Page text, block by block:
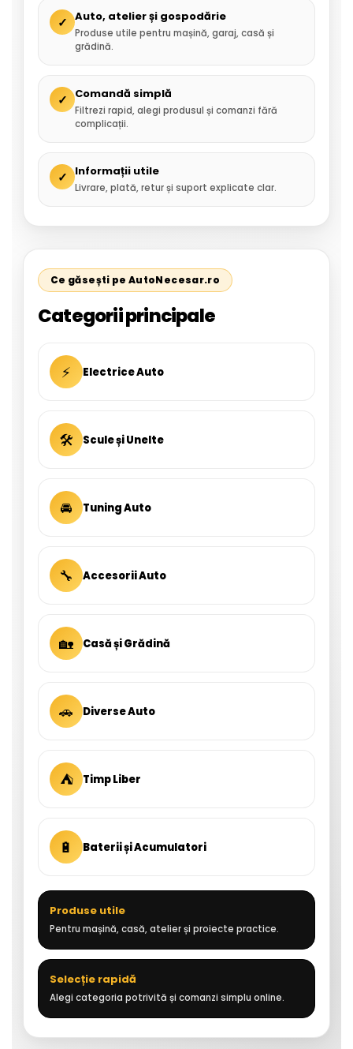
✓ Auto, atelier și gospodărie
Produse utile pentru mașină, garaj, casă și
grădină.
✓ Comandă simplă
Filtrezi rapid, alegi produsul și comanzi fără
complicații.
✓ Informații utile
Livrare, plată, retur și suport explicate clar.
Ce găsești pe AutoNecesar.ro
Categorii principale
⚡ Electrice Auto
🛠 Scule și Unelte
🚘 Tuning Auto
🔧 Accesorii Auto
🏡 Casă și Grădină
🚗 Diverse Auto
⛺ Timp Liber
🔋 Baterii și Acumulatori
Produse utile
Pentru mașină, casă, atelier și proiecte practice.
Selecție rapidă
Alegi categoria potrivită și comanzi simplu online.